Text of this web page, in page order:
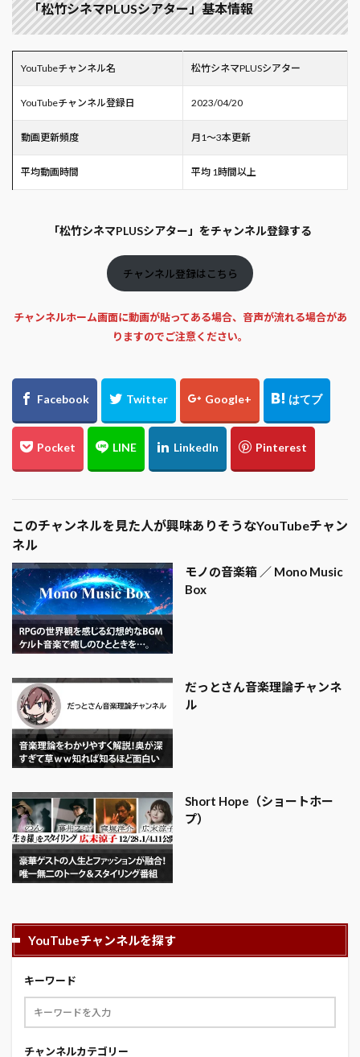
「松竹シネマPLUSシアター」基本情報
YouTubeチャンネル名 松竹シネマPLUSシアター
YouTubeチャンネル登録日 2023/04/20
動画更新頻度 月1～3本更新
平均動画時間 平均 1時間以上
「松竹シネマPLUSシアター」をチャンネル登録する
チャンネル登録はこちら
チャンネルホーム画面に動画が貼ってある場合、音声が流れる場合があ
りますのでご注意ください。
このチャンネルを見た人が興味ありそうなYouTubeチャン
ネル
モノの音楽箱 ／ Mono Music
Box
だっとさん音楽理論チャンネ
ル
Short Hope（ショートホー
プ）
YouTubeチャンネルを探す
キーワード
チャンネルカテゴリー